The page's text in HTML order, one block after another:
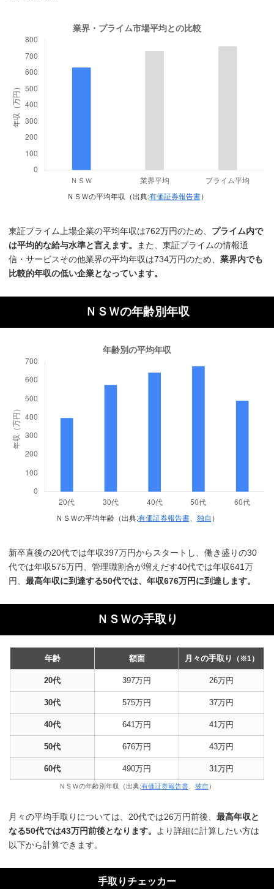
ＮＳＷの平均年収（出典:有価証券報告書）
東証プライム上場企業の平均年収は762万円のため、 プライム内で
は平均的な給与水準と言えます。
また、東証プライムの情報通
信・サービスその他業界の平均年収は734万円のため、業界内でも
比較的年収の低い企業となっています。
ＮＳＷの年齢別年収
ＮＳＷの平均年齢（出典:有価証券報告書、 独自 ）
新卒直後の20代では年収397万円からスタートし、働き盛りの30
代では年収575万円、管理職割合が増えだす40代では年収641万
円、最高年収に到達する50代では、年収676万円に到達します。
ＮＳＷの手取り
年齢 額面 月々の手取り （※1）
20代 397万円 26万円
30代 575万円 37万円
40代 641万円 41万円
50代 676万円 43万円
60代 490万円 31万円
ＮＳＷの年齢別年収（出典:有価証券報告書 独自 ）
月々の平均手取りについては、20代では26万円前後、最高年収と
なる50代では43万円前後となります。
より詳細に計算したい方は
以下から計算できます。
手取りチェッカー